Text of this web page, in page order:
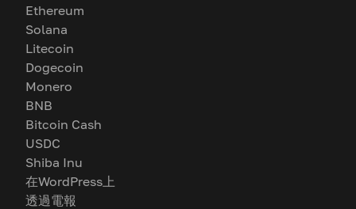
Ethereum
Solana
Litecoin
Dogecoin
Monero
BNB
Bitcoin Cash
USDC
Shiba Inu
在WordPress上
透過電報